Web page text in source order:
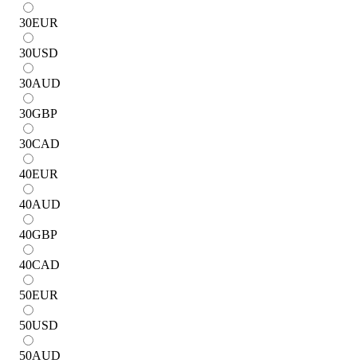
30EUR
30USD
30AUD
30GBP
30CAD
40EUR
40AUD
40GBP
40CAD
50EUR
50USD
50AUD